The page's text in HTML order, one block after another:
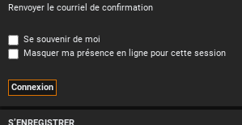
Renvoyer le courriel de confirmation
Se souvenir de moi
Masquer ma présence en ligne pour cette session